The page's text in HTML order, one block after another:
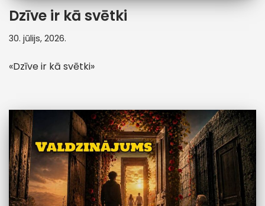
Dzīve ir kā svētki
30. jūlijs, 2026.
«Dzīve ir kā svētki»